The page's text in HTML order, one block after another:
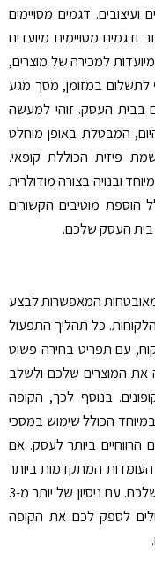
ועיצובים. דגמים מסויימים
ודגמים מסויימים מיועדים
למכירה של מוצרים,
לתשלום במזומן, מסך מגע
בבית העסק. זוהי למעשה
המבטלת באופן מוחלט
פיזית הכוללת קופאי.
ובנויה בצורה מודולרית
מוטיבים הקשורים
בית העסק שלכם.
המאפשרות לבצע
כל תהליך התפעול
עם תפריט בחירה פשוט
את המוצרים שלכם ולשלב
בנוסף לכך, הקופה
הכולל שימוש במסכי
ביותר לעסק. אם
העומדות המתקדמות ביותר
שיש היום, אנחנו בחברת אוטוסופט הכתובת שלכם. עם ניסיון של יותר מ-3
לספק לכם את הקופה